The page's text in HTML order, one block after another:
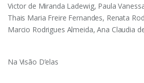
Victor de Miranda Ladewig, Paula
Thais Maria Freire Fernandes, Renata
Marcio Rodrigues Almeida, Ana Claudia
Na Visão D’elas